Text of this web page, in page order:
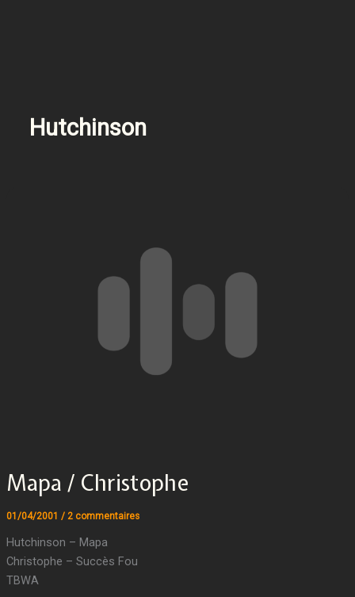
Hutchinson
Mapa / Christophe
01/04/2001 / 2 commentaires
Hutchinson – Mapa
Christophe – Succès Fou
TBWA